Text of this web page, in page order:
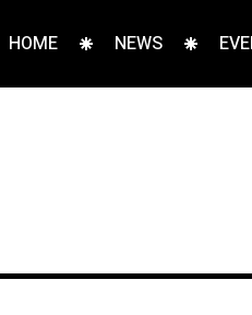
HOME NEWS